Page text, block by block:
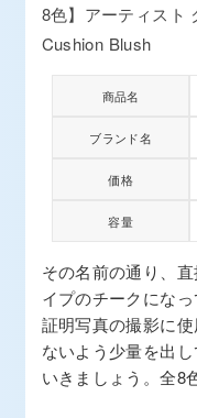
8色】アーティスト
Cushion Blush
商品名
ブランド名
価格
容量
その名前の通り、
イプのチークになっ
証明写真の撮影に
ないよう少量を出
いきましょう。全8